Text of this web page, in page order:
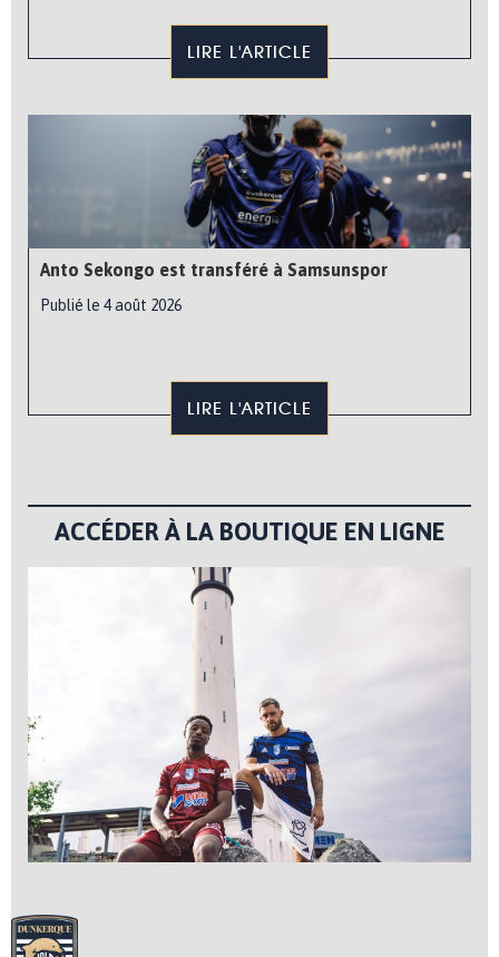
LIRE L'ARTICLE
Anto Sekongo est transféré à Samsunspor
Publié le 4 août 2026
LIRE L'ARTICLE
ACCÉDER À LA BOUTIQUE EN LIGNE